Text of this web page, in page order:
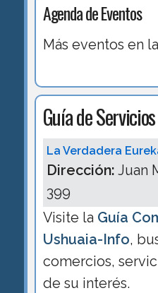
Agenda de Eventos
Más eventos en la
Guía de Servicios
La Verdadera
Dirección: Juan
399
Visite la Guía
Ushuaia-Info,
comercios,
de su interés.